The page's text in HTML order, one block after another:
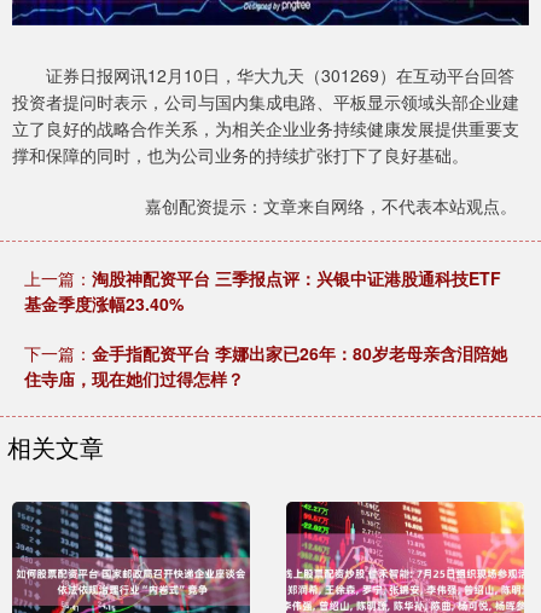
证券日报网讯12月10日，华大九天（301269）在互动平台回答
投资者提问时表示，公司与国内集成电路、平板显示领域头部企业建
立了良好的战略合作关系，为相关企业业务持续健康发展提供重要支
撑和保障的同时，也为公司业务的持续扩张打下了良好基础。
嘉创配资提示：文章来自网络，不代表本站观点。
上一篇： 淘股神配资平台 三季报点评：兴银中证港股通科技ETF
基金季度涨幅23.40%
下一篇： 金手指配资平台 李娜出家已26年：80岁老母亲含泪陪她
住寺庙，现在她们过得怎样？
相关文章